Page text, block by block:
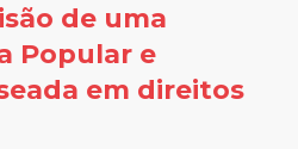
de uma
Popular e
em direitos